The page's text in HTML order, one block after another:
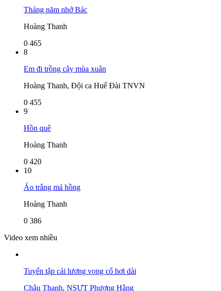
Tháng năm nhớ Bác
Hoàng Thanh
0 465
8
Em đi trồng cây mùa xuân
Hoàng Thanh, Đội ca Huế Đài TNVN
0 455
9
Hồn quê
Hoàng Thanh
0 420
10
Áo trắng má hồng
Hoàng Thanh
0 386
Video xem nhiều
Tuyển tập cải lương vọng cổ hơi dài
Châu Thanh, NSƯT Phượng Hằng